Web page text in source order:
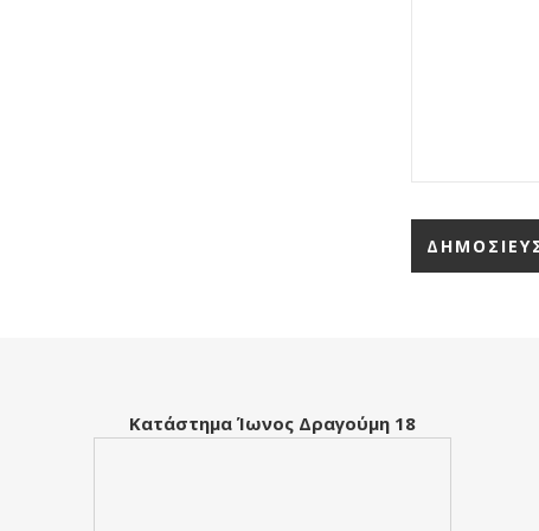
Κατάστημα Ίωνος Δραγούμη 18